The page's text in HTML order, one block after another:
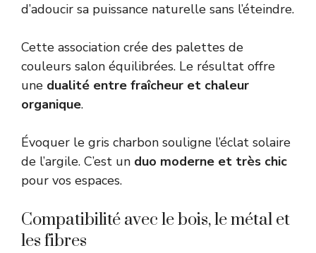
d’adoucir sa puissance naturelle sans l’éteindre.
Cette association crée des palettes de
couleurs salon équilibrées. Le résultat offre
une dualité entre fraîcheur et chaleur
organique.
Évoquer le gris charbon souligne l’éclat solaire
de l’argile. C’est un duo moderne et très chic
pour vos espaces.
Compatibilité avec le bois, le métal et
les fibres